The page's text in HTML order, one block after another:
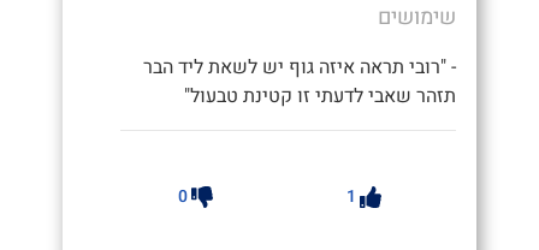
שימושים
- "רובי תראה איזה גוף יש לשאת ליד הבר
תזהר שאבי לדעתי זו קטינת טבעול"
1
0